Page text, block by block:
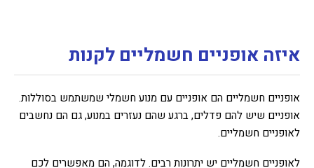
איזה אופניים חשמליים לקנות
אופניים חשמליים הם אופניים עם מנוע חשמלי שמשתמש בסוללות.
אופניים שיש להם פדלים, ברגע שהם נעזרים במנוע, גם הם נחשבים
לאופניים חשמליים.
לאופניים חשמליים יש יתרונות רבים. לדוגמה, הם מאפשרים לכם